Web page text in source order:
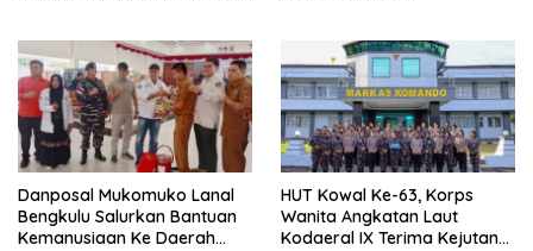
Danposal Mukomuko Lanal
Bengkulu Salurkan Bantuan
Kemanusiaan Ke Daerah
HUT Kowal Ke-63, Korps
Wanita Angkatan Laut
Kodaeral IX Terima Kejutan